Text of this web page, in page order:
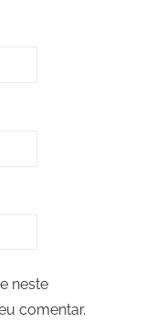
neste
comentar.